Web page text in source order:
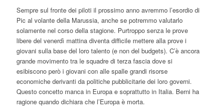
Sempre sul fronte dei piloti il prossimo anno avremmo l’esordio di
Pic al volante della Marussia, anche se potremmo valutarlo
solamente nel corso della stagione. Purtroppo senza le prove
libere del venerdì mattina diventa difficile mettere alla prove i
giovani sulla base del loro talento (e non del budgets). C’è ancora
grande movimento tra le squadre di terza fascia dove si
esibiscono però i giovani con alle spalle grandi risorse
economiche derivanti da politiche pubblicitarie dei loro governi.
Questo concetto manca in Europa e soprattutto in Italia. Berni ha
ragione quando dichiara che l’Europa è morta.